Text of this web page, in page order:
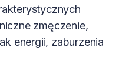
zmęczenie,
energii, zaburzenia